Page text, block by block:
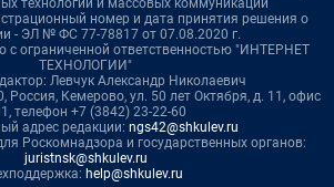
номер и дата принятия решения о
- ЭЛ № ФС 77-78817 от 07.08.2020 г.
с ограниченной ответственностью "ИНТЕРНЕТ
ТЕХНОЛОГИИ"
Левчук Александр Николаевич
Россия, Кемерово, ул. 50 лет Октября, д. 11, офис
телефон +7 (3842) 23-22-60
адрес редакции: ngs42@shkulev.ru
Роскомнадзора и государственных органов:
juristnsk@shkulev.ru
help@shkulev.ru